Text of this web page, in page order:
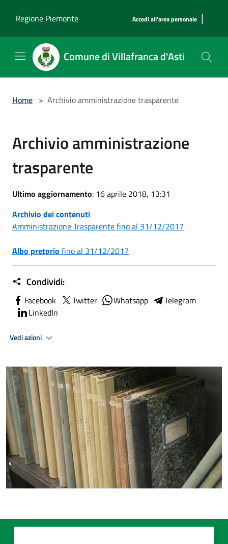
Regione Piemonte
Accedi all'area personale |
Comune di Villafranca d'Asti
Home > Archivio amministrazione trasparente
Archivio amministrazione
trasparente
Ultimo aggiornamento: 16 aprile 2018, 13:31
Archivio dei contenuti
Amministrazione Trasparente fino al 31/12/2017
Albo pretorio fino al 31/12/2017
Condividi:
Facebook Twitter Whatsapp
Telegram
LinkedIn
Vedi azioni